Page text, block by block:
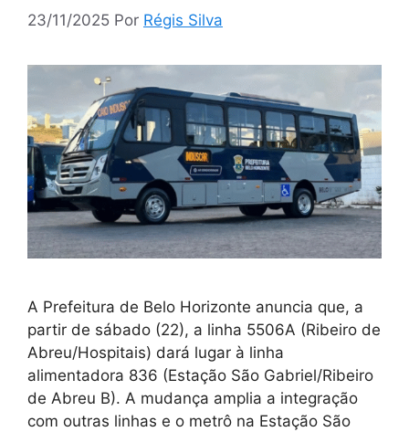
23/11/2025 Por Régis Silva
A Prefeitura de Belo Horizonte anuncia que, a
partir de sábado (22), a linha 5506A (Ribeiro de
Abreu/Hospitais) dará lugar à linha
alimentadora 836 (Estação São Gabriel/Ribeiro
de Abreu B). A mudança amplia a integração
com outras linhas e o metrô na Estação São